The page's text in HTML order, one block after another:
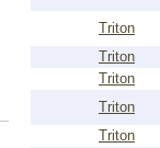
Triton
Triton
Triton
Triton
Triton